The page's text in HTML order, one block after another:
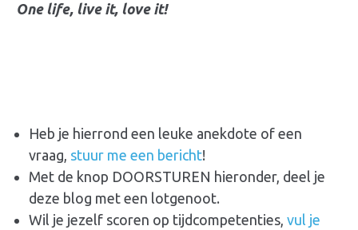
One life, live it, love it!
Heb je hierrond een leuke anekdote of een
vraag, stuur me een bericht!
Met de knop DOORSTUREN hieronder, deel je
deze blog met een lotgenoot.
Wil je jezelf scoren op tijdcompetenties, vul je